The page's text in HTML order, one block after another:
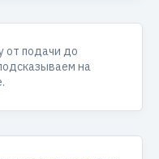
от подачи до
на